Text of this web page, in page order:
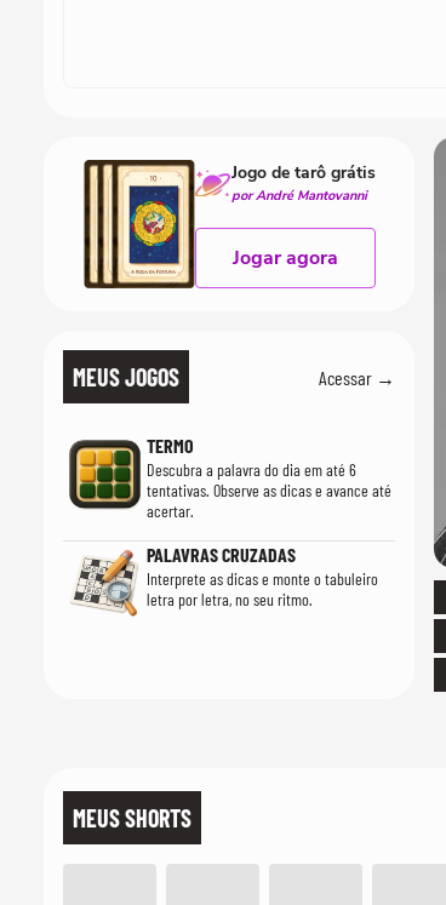
MEUS JOGOS Acessar →
TERMO
Descubra a palavra do dia em até 6
tentativas. Observe as dicas e avance até
acertar.
PALAVRAS CRUZADAS
Interprete as dicas e monte o tabuleiro
letra por letra, no seu ritmo.
MEUS SHORTS
Jogo de tarô grátis
por André Mantovanni
Jogar agora